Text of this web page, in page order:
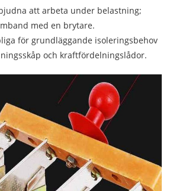
att arbeta under belastning;
med en brytare.
för grundläggande isoleringsbehov
och kraftfördelningslådor.